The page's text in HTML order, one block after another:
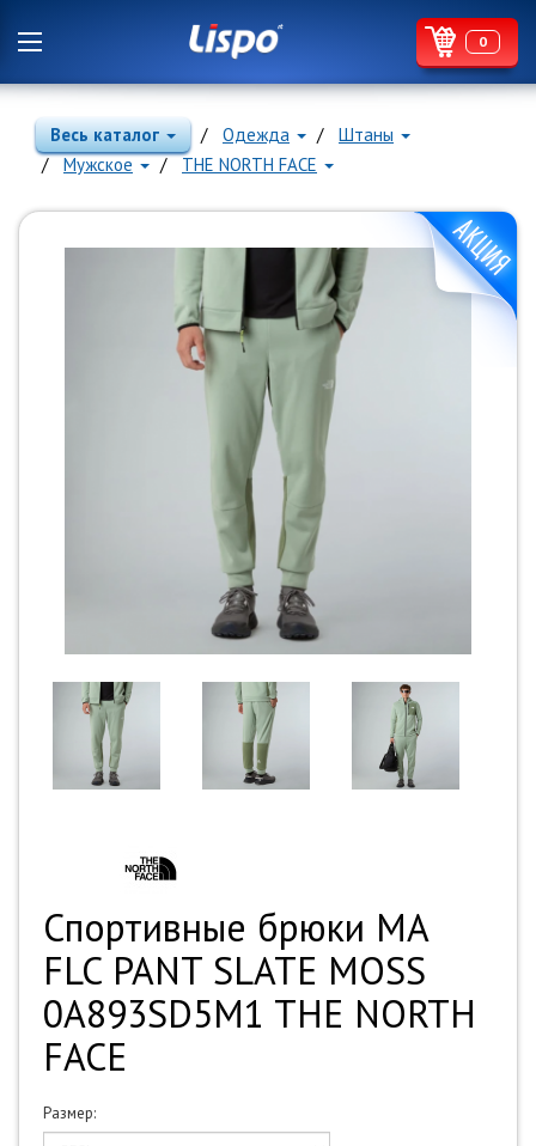
0
Весь каталог Одежда
Штаны
Мужское
THE NORTH FACE
Спортивные брюки MA
FLC PANT SLATE MOSS
0A893SD5M1 THE NORTH
FACE
Размер: